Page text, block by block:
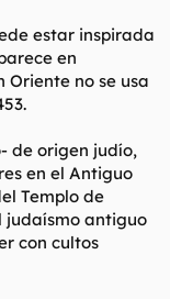
estar inspirada
en
Oriente no se usa
de origen judío,
en el Antiguo
Templo de
judaísmo antiguo
con cultos